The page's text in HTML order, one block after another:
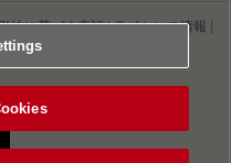
法に基づく表記|ライセンス情報